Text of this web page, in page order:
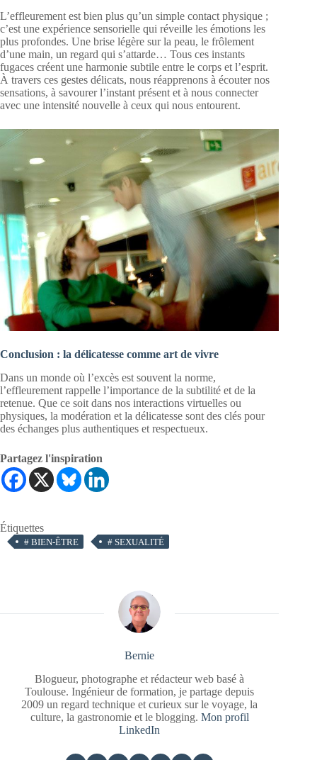
L’effleurement est bien plus qu’un simple contact physique ;
c’est une expérience sensorielle qui réveille les émotions les
plus profondes. Une brise légère sur la peau, le frôlement
d’une main, un regard qui s’attarde… Tous ces instants
fugaces créent une harmonie subtile entre le corps et l’esprit.
À travers ces gestes délicats, nous réapprenons à écouter nos
sensations, à savourer l’instant présent et à nous connecter
avec une intensité nouvelle à ceux qui nous entourent.
Conclusion : la délicatesse comme art de vivre
Dans un monde où l’excès est souvent la norme,
l’effleurement rappelle l’importance de la subtilité et de la
retenue. Que ce soit dans nos interactions virtuelles ou
physiques, la modération et la délicatesse sont des clés pour
des échanges plus authentiques et respectueux.
Partagez l'inspiration
Étiquettes
# BIEN-ÊTRE # SEXUALITÉ
Bernie
Blogueur, photographe et rédacteur web basé à
Toulouse. Ingénieur de formation, je partage depuis
2009 un regard technique et curieux sur le voyage, la
culture, la gastronomie et le blogging. Mon profil
LinkedIn